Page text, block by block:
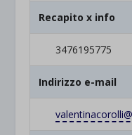
Recapito x info
3476195775
Indirizzo e-mail